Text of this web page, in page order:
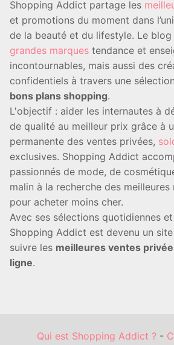
Shopping Addict partage les
et promotions du moment dans
de la beauté et du lifestyle. Le
grandes marques tendance et
incontournables, mais aussi des
confidentiels à travers une
bons plans shopping.
L'objectif : aider les internautes à
de qualité au meilleur prix grâce à
permanente des ventes privées,
exclusives. Shopping Addict
passionnés de mode, de
malin à la recherche des
pour acheter moins cher.
Avec ses sélections quotidiennes
Shopping Addict est devenu un
suivre les meilleures ventes
ligne.
Qui est Shopping Addict ?-